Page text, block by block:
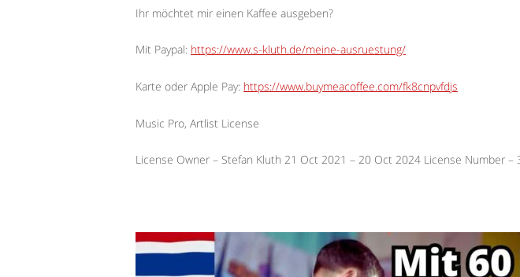
Ihr möchtet mir einen Kaffee ausgeben?
Mit Paypal: https://www.s-kluth.de/meine-ausruestung/
Karte oder Apple Pay: https://www.buymeacoffee.com/fk8cnpvfdjs
Music Pro, Artlist License
License Owner – Stefan Kluth 21 Oct 2021 – 20 Oct 2024 License Number –